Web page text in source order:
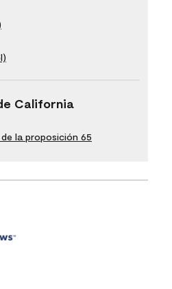
California
la proposición 65